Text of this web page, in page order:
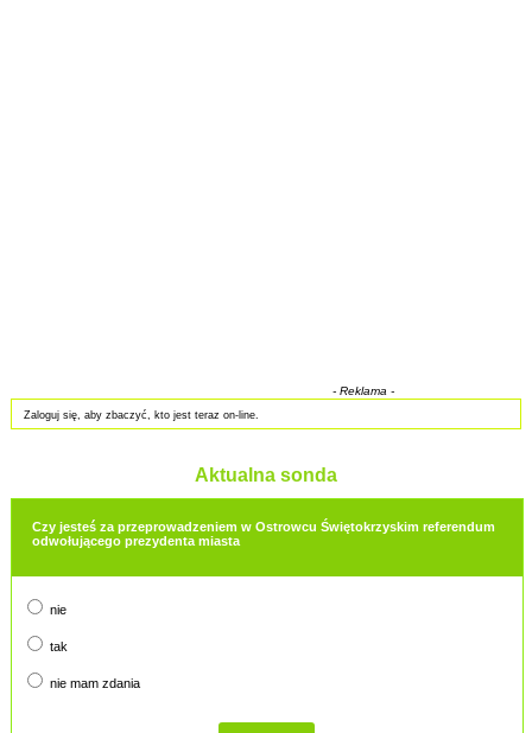
- Reklama -
Zaloguj się, aby zbaczyć, kto jest teraz on-line.
Aktualna sonda
Czy jesteś za przeprowadzeniem w Ostrowcu Świętokrzyskim referendum
odwołującego prezydenta miasta
nie
tak
nie mam zdania